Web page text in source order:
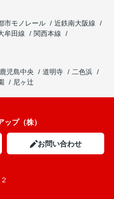
市モノレール
近鉄南大阪線
牟田線
関西本線
鹿児島中央 道明寺
二色浜
尼ヶ辻
ップ（株）
お問い合わせ